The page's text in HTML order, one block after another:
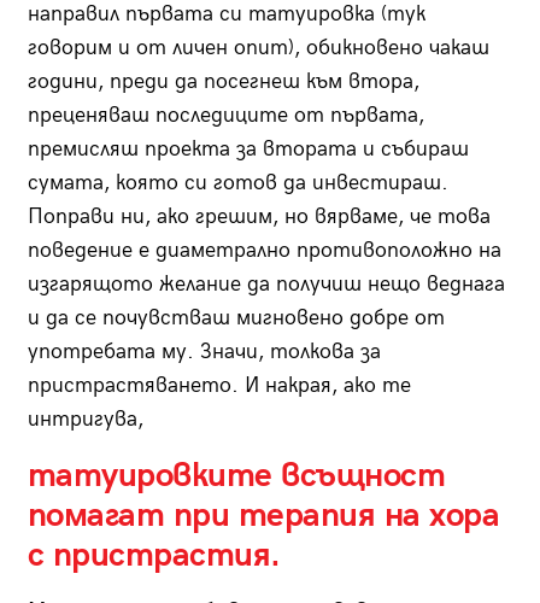
направил първата си татуировка (тук
говорим и от личен опит), обикновено чакаш
години, преди да посегнеш към втора,
преценяваш последиците от първата,
премисляш проекта за втората и събираш
сумата, която си готов да инвестираш.
Поправи ни, ако грешим, но вярваме, че това
поведение е диаметрално противоположно на
изгарящото желание да получиш нещо веднага
и да се почувстваш мигновено добре от
употребата му. Значи, толкова за
пристрастяването. И накрая, ако те
интригува,
татуировките всъщност
помагат при терапия на хора
с пристрастия.